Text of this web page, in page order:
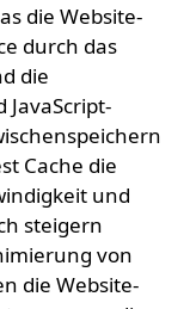
die Website-
durch das
die
JavaScript-
Cache die
und
steigern
von
die Website-